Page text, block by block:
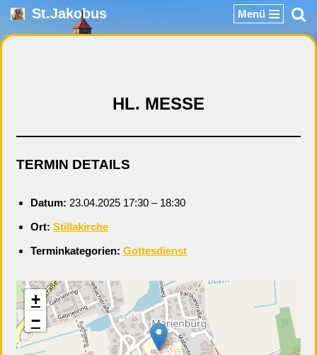
Zum
St.Jakobus Menü
HL. MESSE
TERMIN DETAILS
Datum: 23.04.2025 17:30 – 18:30
Ort: Stillakirche
Terminkategorien: Gottesdienst
+
−